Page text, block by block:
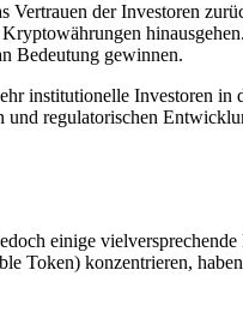
Vertrauen der Investoren
Bedeutung gewinnen.
institutionelle Investoren in
und regulatorischen
einige vielversprechende
Token) konzentrieren,